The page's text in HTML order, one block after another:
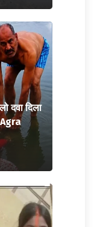
दवा दिला